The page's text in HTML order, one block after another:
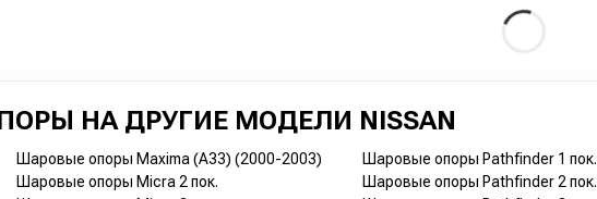
НА ДРУГИЕ МОДЕЛИ NISSAN
Шаровые опоры Maxima (A33) (2000-2003)
Шаровые опоры Micra 2 пок.
Шаровые опоры Pathfinder 1 пок.
Шаровые опоры Pathfinder 2 пок.